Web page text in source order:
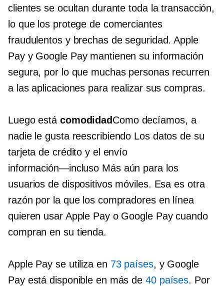
clientes se ocultan durante toda la transacción,
lo que los protege de comerciantes
fraudulentos y brechas de seguridad. Apple
Pay y Google Pay mantienen su información
segura, por lo que muchas personas recurren
a las aplicaciones para realizar sus compras.
Luego está comodidadComo decíamos, a
nadie le gusta reescribiendo Los datos de su
tarjeta de crédito y el envío
información—incluso Más aún para los
usuarios de dispositivos móviles. Esa es otra
razón por la que los compradores en línea
quieren usar Apple Pay o Google Pay cuando
compran en su tienda.
Apple Pay se utiliza en 73 países, y Google
Pay está disponible en más de 40 países. Por